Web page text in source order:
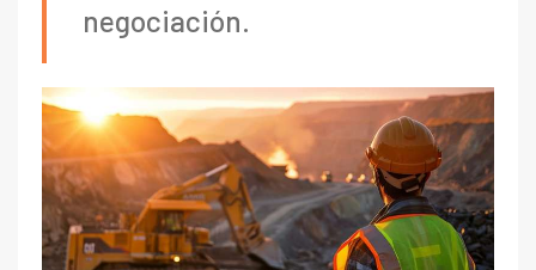
negociación.